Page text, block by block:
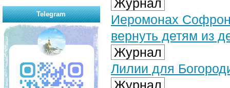
Журнал
Иеромонах
вернуть детям из
Журнал
Лилии для
Журнал
Telegram